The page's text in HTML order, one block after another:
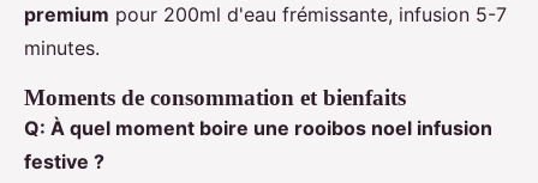
premium pour 200ml d'eau frémissante, infusion 5-7
minutes.
Moments de consommation et bienfaits
Q: À quel moment boire une rooibos noel infusion
festive ?